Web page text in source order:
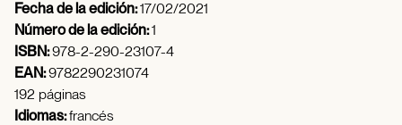
Fecha de la edición:17/02/2021
Número de la edición:1
ISBN:978-2-290-23107-4
EAN:9782290231074
192 páginas
Idiomas:francés